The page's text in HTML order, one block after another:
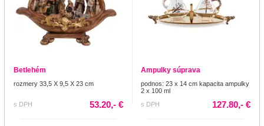
Betlehém
rozmery 33,5 X 9,5 X 23 cm
s DPH 53.20,- €
Ampulky súprava
podnos: 23 x 14 cm kapacita ampulky
2 x 100 ml
s DPH
127.80,- €